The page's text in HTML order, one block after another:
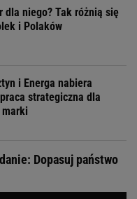
dla niego? Tak różnią się
i Polaków
i Energa nabiera
strategiczna dla
Dopasuj państwo